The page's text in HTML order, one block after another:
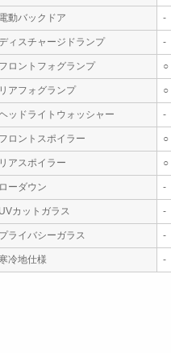
電動バックドア -
ィスチャージドランプ -
フロントフォグランプ ○
リアフォグランプ ○
ッドライトウォッシャー -
フロントスポイラー ○
リアスポイラー ○
ローダウン -
UVカットガラス -
プライバシーガラス -
冷地仕様 -